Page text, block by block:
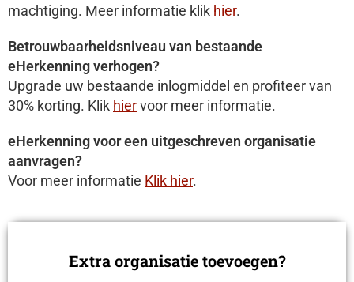
machtiging. Meer informatie klik hier.
Betrouwbaarheidsniveau van bestaande
eHerkenning verhogen?
Upgrade uw bestaande inlogmiddel en profiteer van
30% korting. Klik hiervoor meer informatie.
eHerkenning voor een uitgeschreven organisatie
aanvragen?
Voor meer informatie Klik hier.
Extra organisatie toevoegen?​